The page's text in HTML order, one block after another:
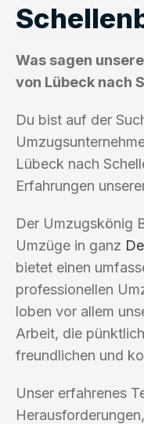
Was sagen
von Lübeck nach
Du bist auf der
Lübeck nach
Erfahrungen
Der Umzugskönig
Umzüge in ganz
bietet einen
professionellen
loben vor allem
Arbeit, die
freundlichen und
Unser erfahrenes